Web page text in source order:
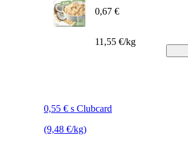
0,55 € s Clubcard
(9,48 €/kg)
0,67 €
11,55 €/kg